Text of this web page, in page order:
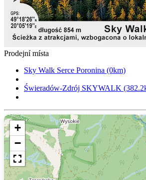
Prodejní místa
Sky Walk Serce Poronina (0km)
Świeradów-Zdrój SKYWALK
+
−